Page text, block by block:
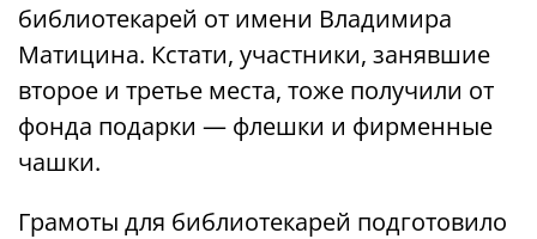
библиотекарей от имени Владимира
Матицина. Кстати, участники, занявшие
второе и третье места, тоже получили от
фонда подарки — флешки и фирменные
чашки.
Грамоты для библиотекарей подготовило